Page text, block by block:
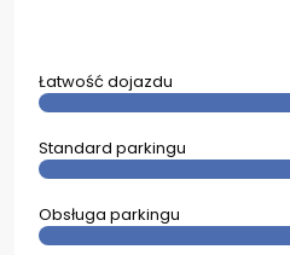
Łatwość dojazdu
Standard parkingu
Obsługa parkingu